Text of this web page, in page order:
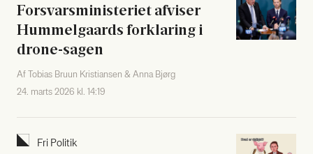
For­svars­mi­ni­ste­ri­et afvi­ser
Hum­mel­gaards for­kla­ring i
dro­ne-sagen
Af Tobias Bruun Kristiansen & Anna Bjørg
24. marts 2026 kl. 14:19
Fri Poli­tik